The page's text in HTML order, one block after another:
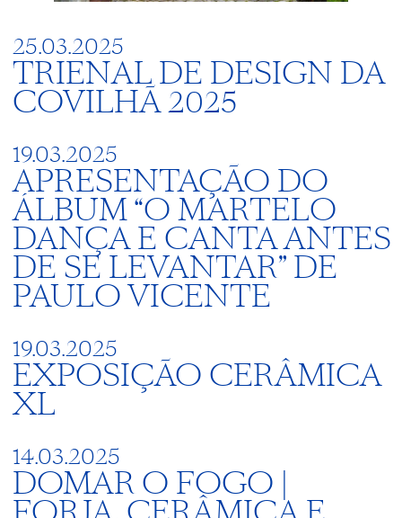
25.03.2025
TRIENAL DE DESIGN DA
COVILHÃ 2025
19.03.2025
APRESENTAÇÃO DO
ÁLBUM “O MARTELO
DANÇA E CANTA ANTES
DE SE LEVANTAR” DE
PAULO VICENTE
19.03.2025
EXPOSIÇÃO CERÂMICA
XL
14.03.2025
DOMAR O FOGO |